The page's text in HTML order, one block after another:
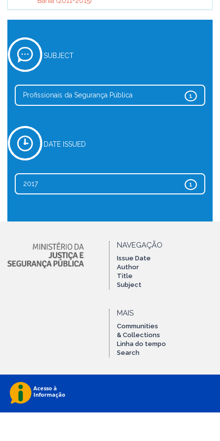
SUBJECT
1
Profissionais da Segurança Pública
DATE ISSUED
1
2017
NAVEGAÇÃO
Issue Date
Author
Title
Subject
MAIS
Communities
& Collections
Linha do tempo
Search